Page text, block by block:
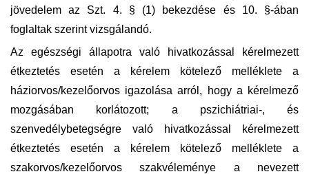
jövedelem az Szt. 4. § (1) bekezdése és 10. §-ában
foglaltak szerint vizsgálandó.
Az egészségi állapotra való hivatkozással kérelmezett
étkeztetés esetén a kérelem kötelező melléklete a
háziorvos/kezelőorvos igazolása arról, hogy a kérelmező
mozgásában korlátozott; a pszichiátriai-, és
szenvedélybetegségre való hivatkozással kérelmezett
étkeztetés esetén a kérelem kötelező melléklete a
szakorvos/kezelőorvos szakvéleménye a nevezett